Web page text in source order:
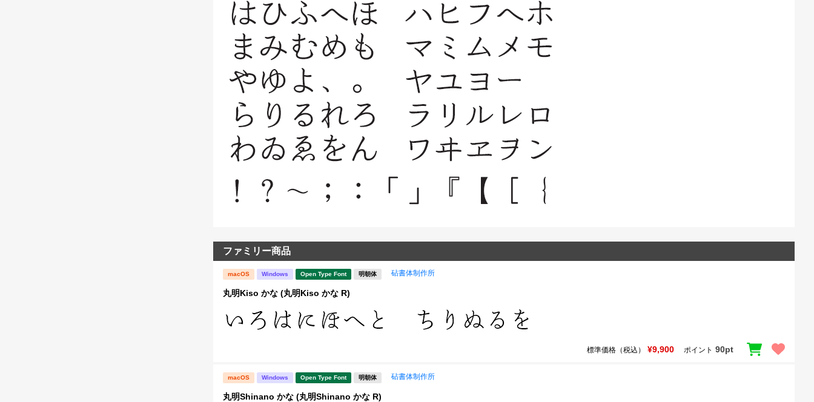
ファミリー商品
macOS Windows Open Type Font 明朝体 砧書体制作所
丸明Kiso かな (丸明Kiso かな R)
標準価格（税込） ¥9,900 ポイント 90pt
macOS Windows Open Type Font 明朝体 砧書体制作所
丸明Shinano かな (丸明Shinano かな R)